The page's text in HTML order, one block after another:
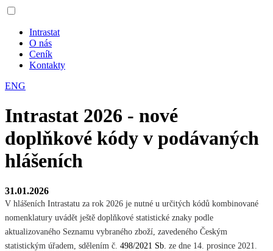
Intrastat
O nás
Ceník
Kontakty
ENG
Intrastat 2026 - nové
doplňkové kódy v podávaných
hlášeních
31.01.2026
V hlášeních Intrastatu za rok 2026 je nutné u určitých kódů kombinované
nomenklatury uvádět ještě doplňkové statistické znaky podle
aktualizovaného Seznamu vybraného zboží, zavedeného Českým
statistickým úřadem, sdělením č. 498/2021 Sb. ze dne 14. prosince 2021.